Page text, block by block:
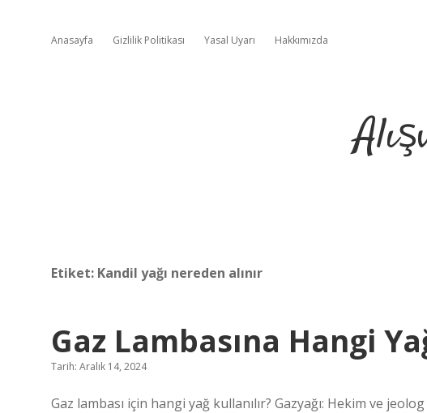
Anasayfa Gizlilik Politikası Yasal Uyarı Hakkımızda
Etiket: Kandil yağı nereden alınır
Gaz Lambasına Hangi
Tarih: Aralık 14, 2024
Gaz lambası için hangi yağ kullanılır? Gazyağı: Hekim ve